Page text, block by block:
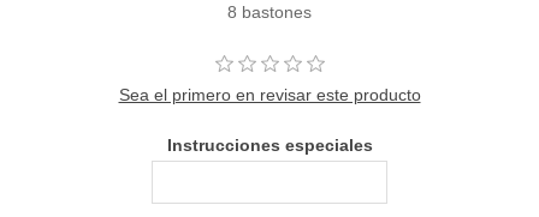
8 bastones
Sea el primero en revisar este producto
Instrucciones especiales